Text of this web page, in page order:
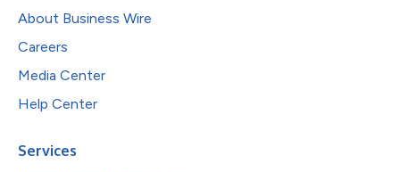
About Business Wire
Careers
Media Center
Help Center
Services